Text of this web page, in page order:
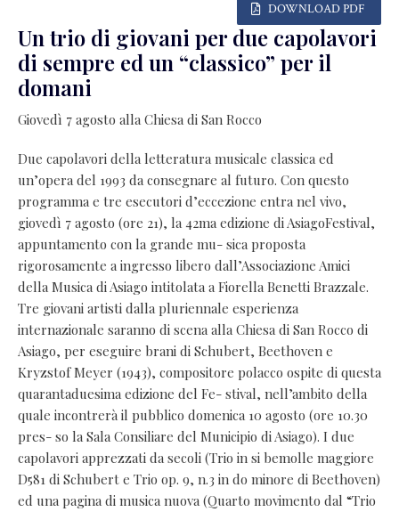
DOWNLOAD PDF
Un trio di giovani per due capolavori
di sempre ed un “classico” per il
domani
Giovedì 7 agosto alla Chiesa di San Rocco
Due capolavori della letteratura musicale classica ed
un’opera del 1993 da consegnare al futuro. Con questo
programma e tre esecutori d’eccezione entra nel vivo,
giovedì 7 agosto (ore 21), la 42ma edizione di AsiagoFestival,
appuntamento con la grande mu- sica proposta
rigorosamente a ingresso libero dall’Associazione Amici
della Musica di Asiago intitolata a Fiorella Benetti Brazzale.
Tre giovani artisti dalla pluriennale esperienza
internazionale saranno di scena alla Chiesa di San Rocco di
Asiago, per eseguire brani di Schubert, Beethoven e
Kryzstof Meyer (1943), compositore polacco ospite di questa
quarantaduesima edizione del Fe- stival, nell’ambito della
quale incontrerà il pubblico domenica 10 agosto (ore 10.30
pres- so la Sala Consiliare del Municipio di Asiago). I due
capolavori apprezzati da secoli (Trio in si bemolle maggiore
D581 di Schubert e Trio op. 9, n.3 in do minore di Beethoven)
ed una pagina di musica nuova (Quarto movimento dal “Trio